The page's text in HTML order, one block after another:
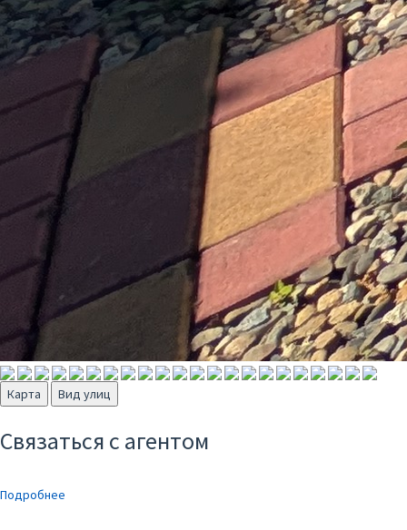
Карта Вид улиц
Связаться с агентом
Подробнее